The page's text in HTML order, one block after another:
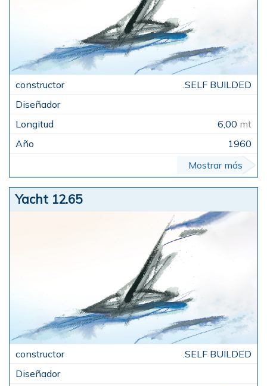
.SELF BUILDED
6,00 mt
1960
Mostrar más
Yacht 12.65
.SELF BUILDED